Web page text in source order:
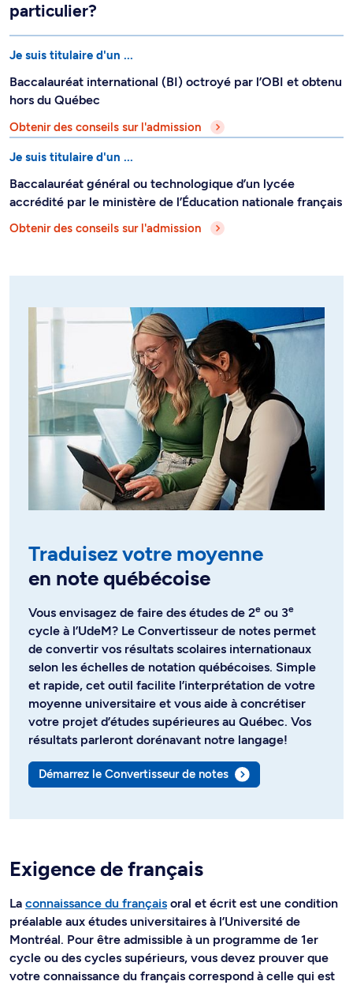
particulier?
Je suis titulaire d'un ...
Baccalauréat international (BI) octroyé par l’OBI et obtenu
hors du Québec
Obtenir des conseils sur l'admission
Je suis titulaire d'un ...
Baccalauréat général ou technologique d’un lycée
accrédité par le ministère de l’Éducation nationale français
Obtenir des conseils sur l'admission
Traduisez votre moyenne
en note québécoise
Vous envisagez de faire des études de 2e ou 3e
cycle à l’UdeM? Le Convertisseur de notes permet
de convertir vos résultats scolaires internationaux
selon les échelles de notation québécoises. Simple
et rapide, cet outil facilite l’interprétation de votre
moyenne universitaire et vous aide à concrétiser
votre projet d’études supérieures au Québec. Vos
résultats parleront dorénavant notre langage!
Démarrez le Convertisseur de notes
Exigence de français
La connaissance du français oral et écrit est une condition
préalable aux études universitaires à l’Université de
Montréal. Pour être admissible à un programme de 1er
cycle ou des cycles supérieurs, vous devez prouver que
votre connaissance du français correspond à celle qui est